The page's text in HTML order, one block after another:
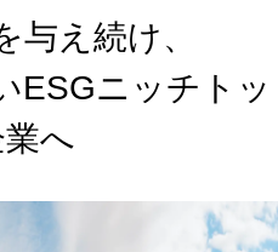
与え続け、
ESGニッチトッ
へ